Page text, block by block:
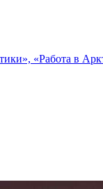
«Работа в